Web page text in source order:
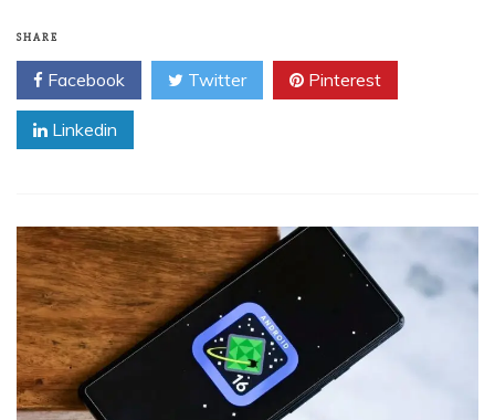
SHARE
Facebook Twitter Pinterest
Linkedin